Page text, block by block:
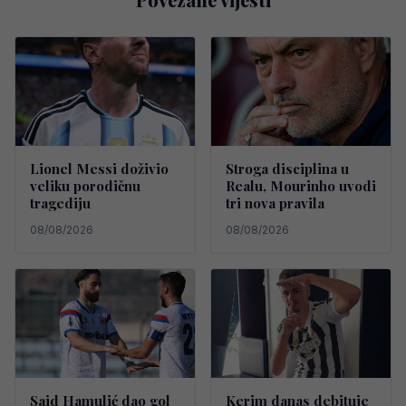
Lionel Messi doživio
veliku porodičnu
tragediju
08/08/2026
Stroga disciplina u
Realu, Mourinho uvodi
tri nova pravila
08/08/2026
Said Hamulić dao gol Kerim danas debituje